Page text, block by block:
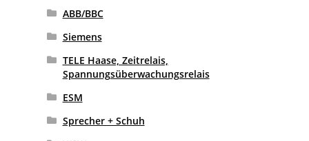
ABB/BBC
Siemens
TELE Haase, Zeitrelais,
Spannungsüberwachungsrelais
ESM
Sprecher + Schuh